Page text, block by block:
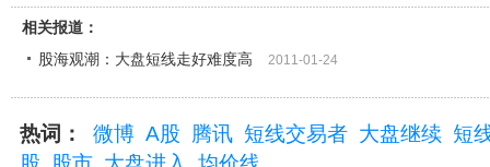
相关报道：
股海观潮：大盘短线走好难度高
2011-01-24
热词： 微博 A股 腾讯 短线交易者 大盘继续 短